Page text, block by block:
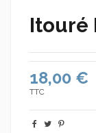
Itouré
18,00 €
TTC